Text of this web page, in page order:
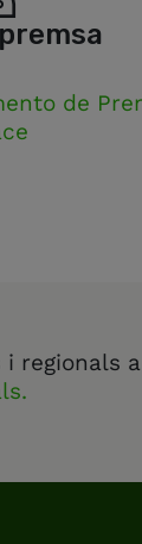
de
regionals